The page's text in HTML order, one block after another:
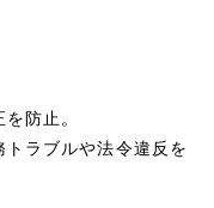
防止。
ラブルや法令違反を